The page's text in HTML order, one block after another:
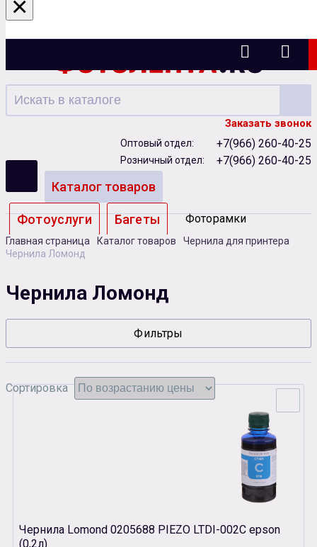
Ижевск
Заказать звонок
Оптовый отдел: +7(966) 260-40-25
Розничный отдел: +7(966) 260-40-25
Каталог товаров
Фотоуслуги Багеты Фоторамки
Альбомы
Чернила
Сувенирная продукция Зарядные устройства
Аксессуары
Главная страница Каталог товаров
Чернила для принтера
Чернила Ломонд
Чернила Ломонд
Фильтры
Сортировка
Чернила Lomond 0205688 PIEZO LTDI-002С epson
(0,2л)
×